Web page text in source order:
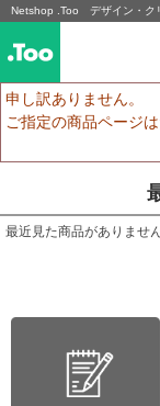
Netshop .Too デザイン・ク
申し訳ありません。
ご指定の商品ページ
最近見た商品がありません